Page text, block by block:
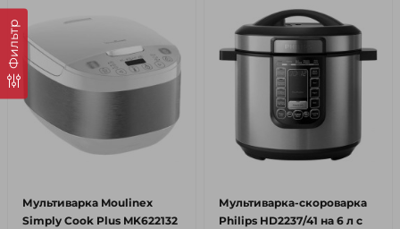
Фильтр
Мультиварка Moulinex
Simply Cook Plus MK622132
Мультиварка-скороварка
Philips HD2237/41 на 6 л с